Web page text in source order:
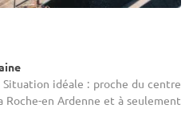
idéale : proche du centre
en Ardenne et à seulement